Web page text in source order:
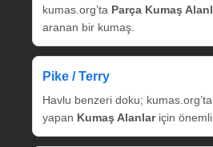
kumas.org’ta Parça Kumaş
aranan bir kumaş.
Pike / Terry
Havlu benzeri doku;
yapan Kumaş Alanlariçin